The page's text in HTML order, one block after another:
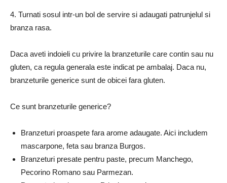
4. Turnati sosul intr-un bol de servire si adaugati patrunjelul si
branza rasa.
Daca aveti indoieli cu privire la branzeturile care contin sau nu
gluten, ca regula generala este indicat pe ambalaj. Daca nu,
branzeturile generice sunt de obicei fara gluten.
Ce sunt branzeturile generice?
Branzeturi proaspete fara arome adaugate. Aici includem
mascarpone, feta sau branza Burgos.
Branzeturi presate pentru paste, precum Manchego,
Pecorino Romano sau Parmezan.